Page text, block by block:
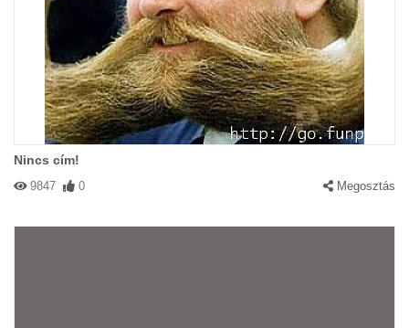
Nincs cím!
9847 0 Megosztás